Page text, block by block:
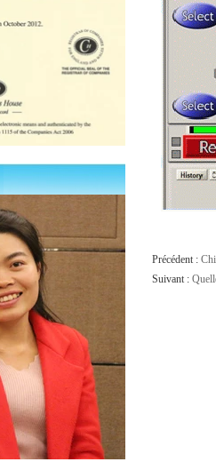
Précédent :
Suivant :